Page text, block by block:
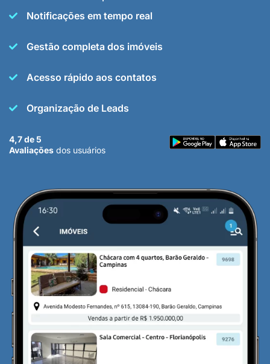
Notificações em tempo real
Gestão completa dos imóveis
Acesso rápido aos contatos
Organização de Leads
4,7 de 5
Avaliações dos usuários